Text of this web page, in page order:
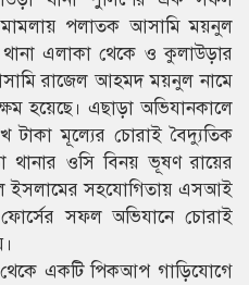
মামলায় পলাতক আসামি ময়নুল
এলাকা থেকে ও কুলাউড়ার
রাজেল আহমদ ময়নুল নামে
হয়েছে। এছাড়া অভিযানকালে
টাকা মূল্যের চোরাই বৈদ্যুতিক
থানার ওসি বিনয় ভূষণ রায়ের
ইসলামের সহযোগিতায় এসআই
সফল অভিযানে চোরাই
থেকে একটি পিকআপ গাড়িযোগে